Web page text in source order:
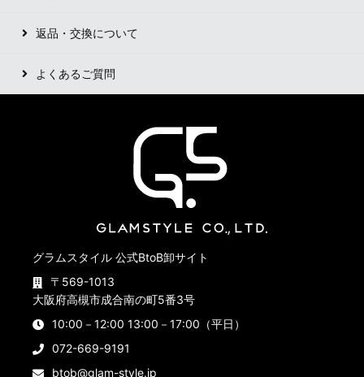
返品・交換について
よくあるご質問
グラムスタイル 公式BtoB卸サイト
〒569-1013
大阪府高槻市成合南の町5番3号
10:00－12:00 13:00－17:00（平日）
072-669-9191
btob@glam-style.jp